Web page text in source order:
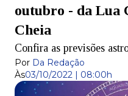
outubro - da Lua
Cheia
Confira as previsões
Por Da Redação
Às03/10/2022 | 08:00h